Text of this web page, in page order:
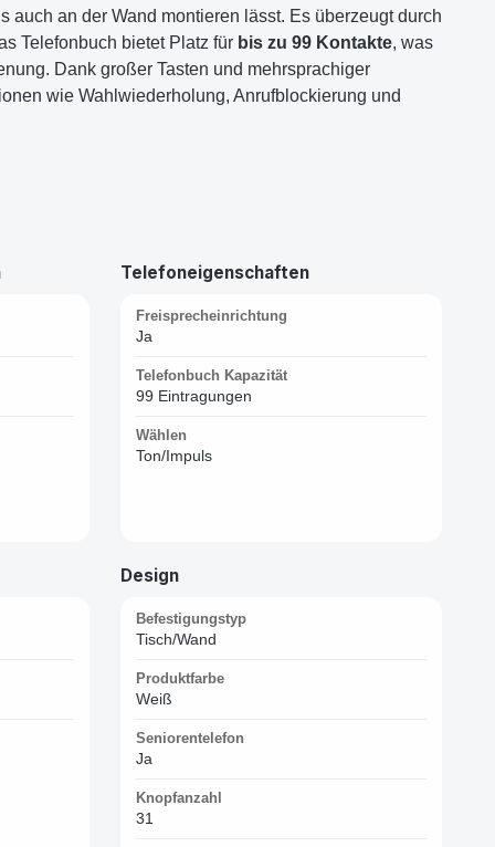
auch an der Wand montieren lässt. Es überzeugt durch
Telefonbuch bietet Platz für bis zu 99 Kontakte, was
Dank großer Tasten und mehrsprachiger
wie Wahlwiederholung, Anrufblockierung und
Telefoneigenschaften
Freisprecheinrichtung
Ja
Telefonbuch Kapazität
99 Eintragungen
Wählen
Ton/Impuls
Design
Befestigungstyp
Tisch/Wand
Produktfarbe
Weiß
Seniorentelefon
Ja
Knopfanzahl
31